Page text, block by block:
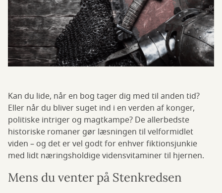
Kan du lide, når en bog tager dig med til anden tid?
Eller når du bliver suget ind i en verden af konger,
politiske intriger og magtkampe? De allerbedste
historiske romaner gør læsningen til velformidlet
viden – og det er vel godt for enhver fiktionsjunkie
med lidt næringsholdige vidensvitaminer til hjernen.
Mens du venter på Stenkredsen